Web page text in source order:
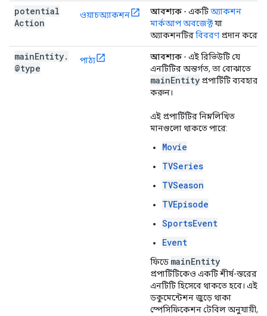
potential
Action
ওয়াচঅ্যাকশন আবশ্যক - একটিঅ্যাকশন
মার্কআপ অবজেক্টযা
অ্যাকশনটিরবিবরণপ্রদান করে।
mainEntity.
@type
পাঠ্য আবশ্যক - এই রিভিউটি যে
এনটিটির অন্তর্গত, তা বোঝাতে
mainEntity প্রপার্টিটি ব্যবহার
করুন।
এই প্রপার্টিটির নিম্নলিখিত
মানগুলো থাকতে পারে:
Movie
TVSeries
TVSeason
TVEpisode
SportsEvent
Event
ফিডে mainEntity
প্রপার্টিটিকেও একটি শীর্ষ-স্তরের
এনটিটি হিসেবে থাকতে হবে। এই
ডকুমেন্টেশন জুড়ে থাকা
স্পেসিফিকেশন টেবিল অনুযায়ী,